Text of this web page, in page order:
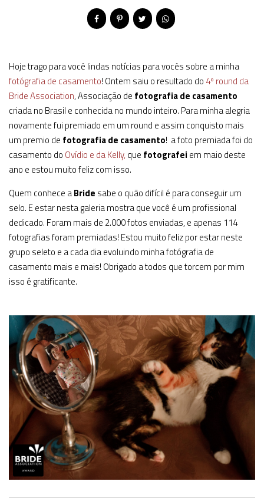
Hoje trago para você lindas notícias para vocês sobre a minha
fotógrafia de casamento! Ontem saiu o resultado do 4º round da
Bride Association, Associação de fotografia de casamento
criada no Brasil e conhecida no mundo inteiro. Para minha alegria
novamente fui premiado em um round e assim conquisto mais
um premio de fotografia de casamento! a foto premiada foi do
casamento do Ovídio e da Kelly, que fotografei em maio deste
ano e estou muito feliz com isso.
Quem conhece aBride sabe o quão difícil é para conseguir um
selo. E estar nesta galeria mostra que você é um profissional
dedicado. Foram mais de 2.000 fotos enviadas, e apenas 114
fotografias foram premiadas! Estou muito feliz por estar neste
grupo seleto e a cada dia evoluindo minha fotógrafia de
casamento mais e mais! Obrigado a todos que torcem por mim
isso é gratificante.